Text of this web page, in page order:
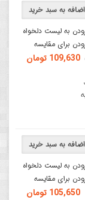
اضافه به سبد خرید
به لیست دلخواه
برای مقایسه
109,630 تومان
اضافه به سبد خرید
به لیست دلخواه
برای مقایسه
105,650 تومان